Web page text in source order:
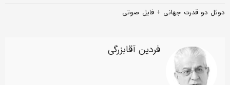
دوئل دو قدرت جهانی + فایل صوتی
فردین آقابزرگی